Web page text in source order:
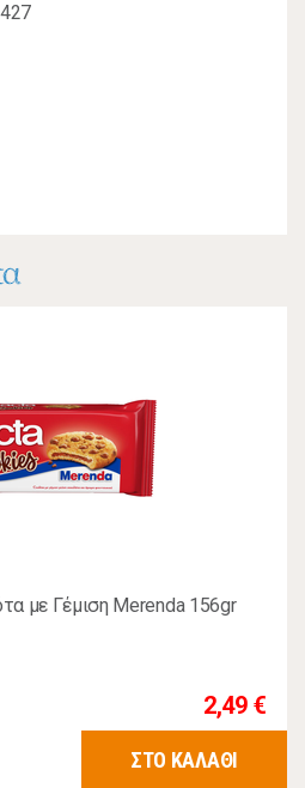
με Γέμιση Merenda 156gr
2,49 €
ΣΤΟ ΚΑΛΑΘΙ